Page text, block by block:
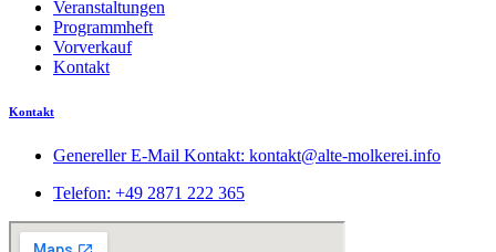
Veranstaltungen
Programmheft
Vorverkauf
Kontakt
Kontakt
Genereller E-Mail Kontakt: kontakt@alte-molkerei.info
Telefon: +49 2871 222 365